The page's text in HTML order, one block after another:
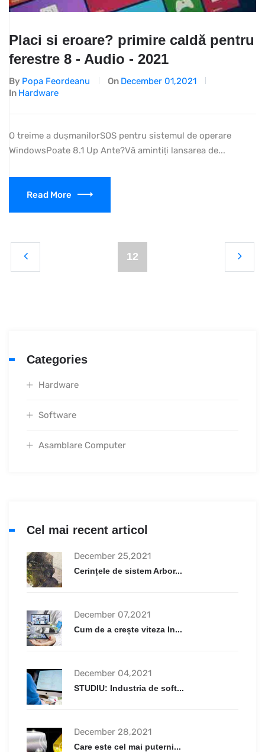
Placi si eroare? primire caldă pentru
ferestre 8 - Audio - 2021
By Popa Feordeanu On December 01,2021
In Hardware
O treime a dușmanilorSOS pentru sistemul de operare
WindowsPoate 8.1 Up Ante?Vă amintiți lansarea de...
Read More
12
Categories
Hardware
Software
Asamblare Computer
Cel mai recent articol
December 25,2021
Cerințele de sistem Arbor...
December 07,2021
Cum de a crește viteza In...
December 04,2021
STUDIU: Industria de soft...
December 28,2021
Care este cel mai puterni...